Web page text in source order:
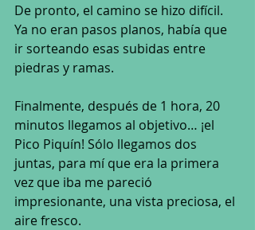
De pronto, el camino se hizo difícil.
Ya no eran pasos planos, había que
ir sorteando esas subidas entre
piedras y ramas.
Finalmente, después de 1 hora, 20
minutos llegamos al objetivo… ¡el
Pico Piquín! Sólo llegamos dos
juntas, para mí que era la primera
vez que iba me pareció
impresionante, una vista preciosa, el
aire fresco.